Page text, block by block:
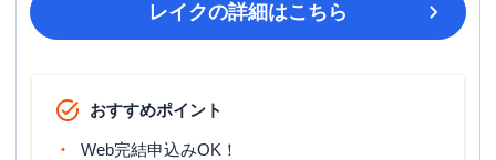
レイクの詳細はこちら
おすすめポイント
Web完結申込みOK！